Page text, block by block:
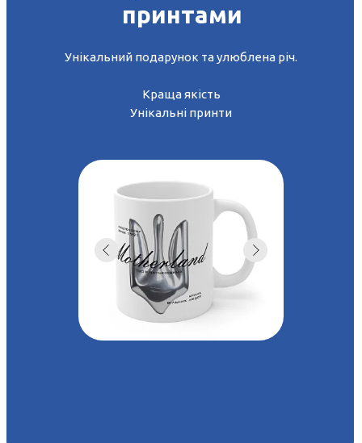
принтами
Унікальний подарунок та улюблена річ.
Краща якість
Унікальні принти